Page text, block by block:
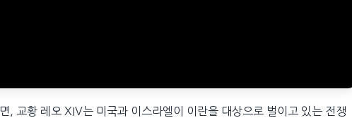
, 교황 레오 XIV는 미국과 이스라엘이 이란을 대상으로 벌이고 있는 전쟁